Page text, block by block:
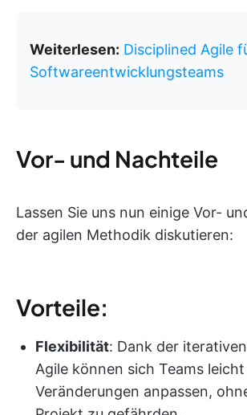
Weiterlesen: Disciplined Agile
Softwareentwicklungsteams
Vor- und Nachteile
Lassen Sie uns nun einige Vor-
der agilen Methodik diskutieren:
Vorteile:
Flexibilität: Dank der
Agile können sich Teams leicht
Veränderungen anpassen,